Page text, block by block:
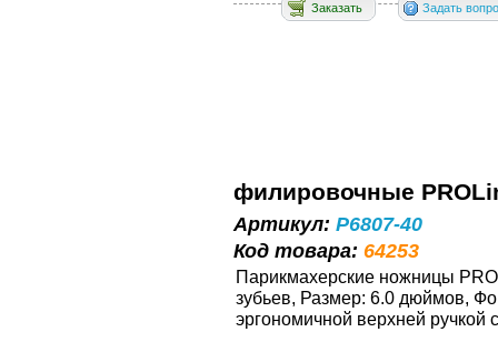
Заказать Задать
филировочные
Артикул: P6807-40
Код товара: 64253
Парикмахерские ножницы
зубьев, Размер: 6.0 дюймов,
эргономичной верхней ручкой